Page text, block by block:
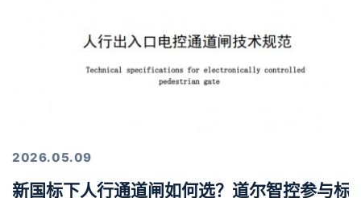
2026.05.09
新国标下人行通道闸如何选？道尔智控参与标